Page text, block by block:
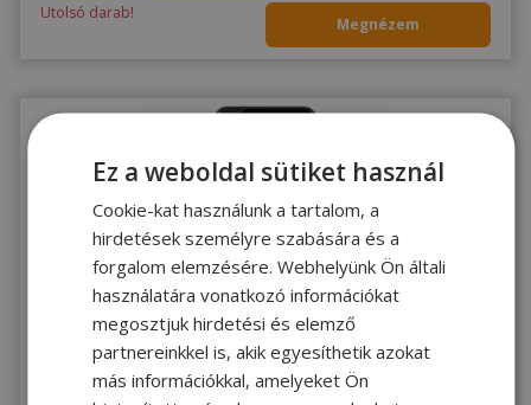
Utolsó darab!
Megnézem
JÓ 2 ÉV
Apple iPhone SE 2020 (2nd Gen) Black 64GB - 1410295
Ez a weboldal sütiket használ
Cookie-kat használunk a tartalom, a
hirdetések személyre szabására és a
forgalom elemzésére. Webhelyünk Ön általi
használatára vonatkozó információkat
megosztjuk hirdetési és elemző
partnereinkkel is, akik egyesíthetik azokat
más információkkal, amelyeket Ön